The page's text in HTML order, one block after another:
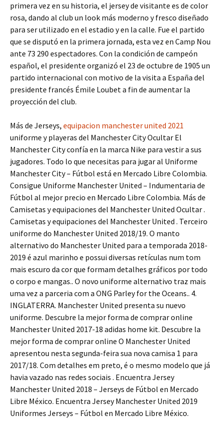
primera vez en su historia, el jersey de visitante es de color
rosa, dando al club un look más moderno y fresco diseñado
para ser utilizado en el estadio y en la calle. Fue el partido
que se disputó en la primera jornada, esta vez en Camp Nou
ante 73 290 espectadores. Con la condición de campeón
español, el presidente organizó el 23 de octubre de 1905 un
partido internacional con motivo de la visita a España del
presidente francés Émile Loubet a fin de aumentar la
proyección del club.
Más de Jerseys, equipacion manchester united 2021
uniforme y playeras del Manchester City Ocultar El
Manchester City confía en la marca Nike para vestir a sus
jugadores. Todo lo que necesitas para jugar al Uniforme
Manchester City – Fútbol está en Mercado Libre Colombia.
Consigue Uniforme Manchester United – Indumentaria de
Fútbol al mejor precio en Mercado Libre Colombia. Más de
Camisetas y equipaciones del Manchester United Ocultar .
Camisetas y equipaciones del Manchester United . Terceiro
uniforme do Manchester United 2018/19. O manto
alternativo do Manchester United para a temporada 2018-
2019 é azul marinho e possui diversas retículas num tom
mais escuro da cor que formam detalhes gráficos por todo
o corpo e mangas.. O novo uniforme alternativo traz mais
uma vez a parceria com a ONG Parley for the Oceans.. 4.
INGLATERRA. Manchester United presenta su nuevo
uniforme. Descubre la mejor forma de comprar online
Manchester United 2017-18 adidas home kit. Descubre la
mejor forma de comprar online O Manchester United
apresentou nesta segunda-feira sua nova camisa 1 para
2017/18. Com detalhes em preto, é o mesmo modelo que já
havia vazado nas redes sociais . Encuentra Jersey
Manchester United 2018 – Jerseys de Fútbol en Mercado
Libre México. Encuentra Jersey Manchester United 2019
Uniformes Jerseys – Fútbol en Mercado Libre México.